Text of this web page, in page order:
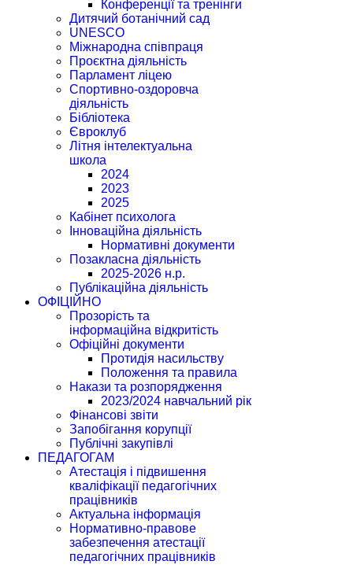
Конференції та тренінги
Дитячий ботанічний сад
UNESCO
Міжнародна співпраця
Проєктна діяльність
Парламент ліцею
Спортивно-оздоровча
діяльність
Бібліотека
Євроклуб
Літня інтелектуальна
школа
2024
2023
2025
Кабінет психолога
Інноваційна діяльність
Нормативні документи
Позакласна діяльність
2025-2026 н.р.
Публікаційна діяльність
ОФІЦІЙНО
Прозорість та
інформаційна відкритість
Офіційні документи
Протидія насильству
Положення та правила
Накази та розпорядження
2023/2024 навчальний рік
Фінансові звіти
Запобігання корупції
Публічні закупівлі
ПЕДАГОГАМ
Атестація і підвишення
кваліфікації педагогічних
працівників
Актуальна інформація
Нормативно-правове
забезпечення атестації
педагогічних працівників